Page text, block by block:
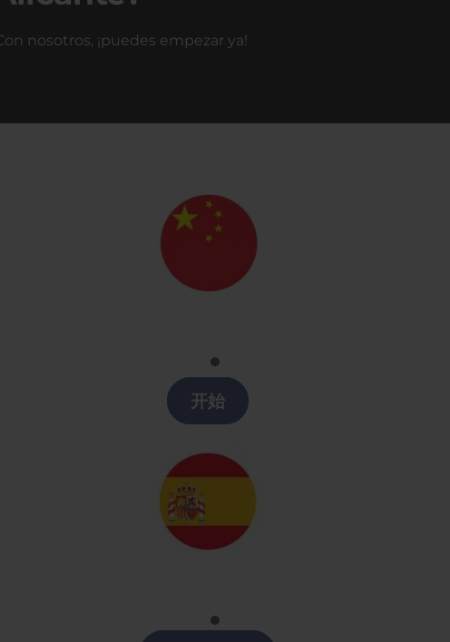
nosotros, ¡puedes empezar ya!
Clases chino en Alicante
开始
Clases de Español en Alicante